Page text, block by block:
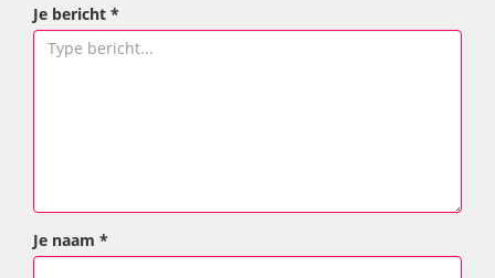
Je bericht *
Je naam *